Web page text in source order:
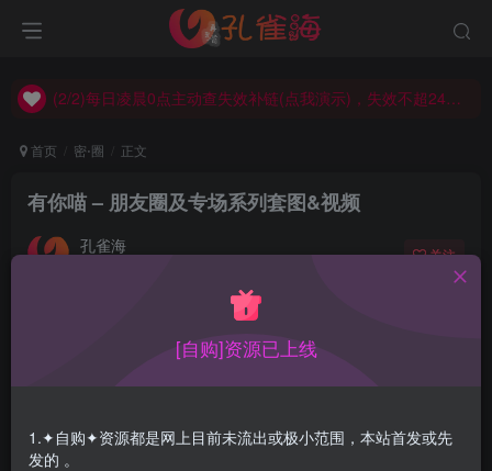
(2/2)每日凌晨0点主动查失效补链(点我演示)，失效不超24小时，
(2/2)每日凌晨0点主动查失效补链(点我演示)，失效不超24小时，
首页 密⋅圈 正文
有你喵 – 朋友圈及专场系列套图&视频
孔雀海 关注
有你喵，别名：软肚皮猪猪、Yooni的喵喵等，是高品质丝
足美腿女神博主，这小姐姐的腿是真的可以，作品质量也属
[自购]资源已上线
1.✦自购✦资源都是网上目前未流出或极小范围，本站首发或先
发的 。